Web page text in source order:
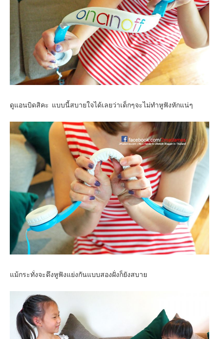
Events & PR News
About Us
Contact & Support Us
ดูแอนบิดสิคะ แบบนี้สบายใจได้เลยว่าเด็กๆจะไม่ทำหูฟังหักแน่ๆ
แม้กระทั่งจะดึงหูฟังแย่งกันแบบสองฝั่งก็ยังสบาย